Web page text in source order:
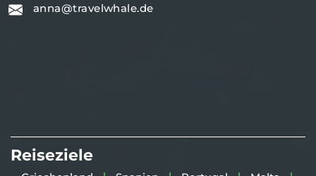
anna@travelwhale.de
Reiseziele